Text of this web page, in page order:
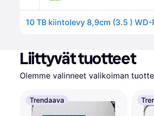
Liittyvät tuotteet
Olemme valinneet valikoiman
Trendaava